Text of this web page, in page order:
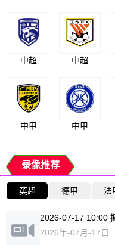
中超 中超
中甲 中甲
录像推荐
英超 德甲 法
2026-07-17 10:00
2026年-07月-17日